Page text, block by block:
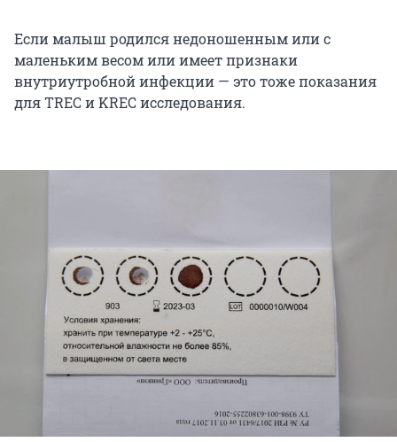
Если малыш родился недоношенным или с
маленьким весом или имеет признаки
внутриутробной инфекции — это тоже показания
для TREC и KREC исследования.